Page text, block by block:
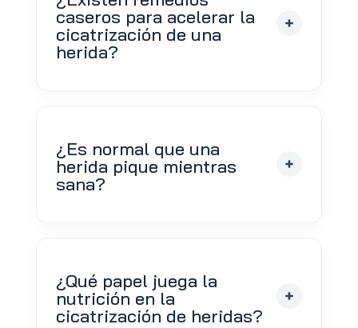
caseros para acelerar la
cicatrización de una
herida?
¿Es normal que una
herida pique mientras
sana?
¿Qué papel juega la
nutrición en la
cicatrización de heridas?